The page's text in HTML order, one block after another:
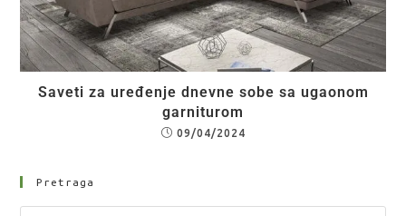
Saveti za uređenje dnevne sobe sa ugaonom
garniturom
09/04/2024
Pretraga